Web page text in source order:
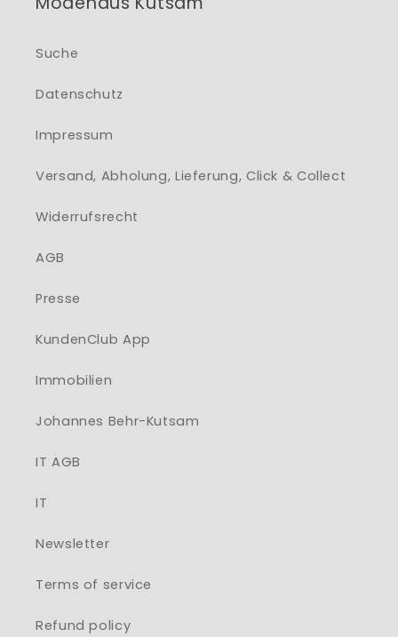
Suche
Datenschutz
Impressum
Versand, Abholung, Lieferung, Click & Collect
Widerrufsrecht
AGB
Presse
KundenClub App
Immobilien
Johannes Behr-Kutsam
IT AGB
IT
Newsletter
Terms of service
Refund policy